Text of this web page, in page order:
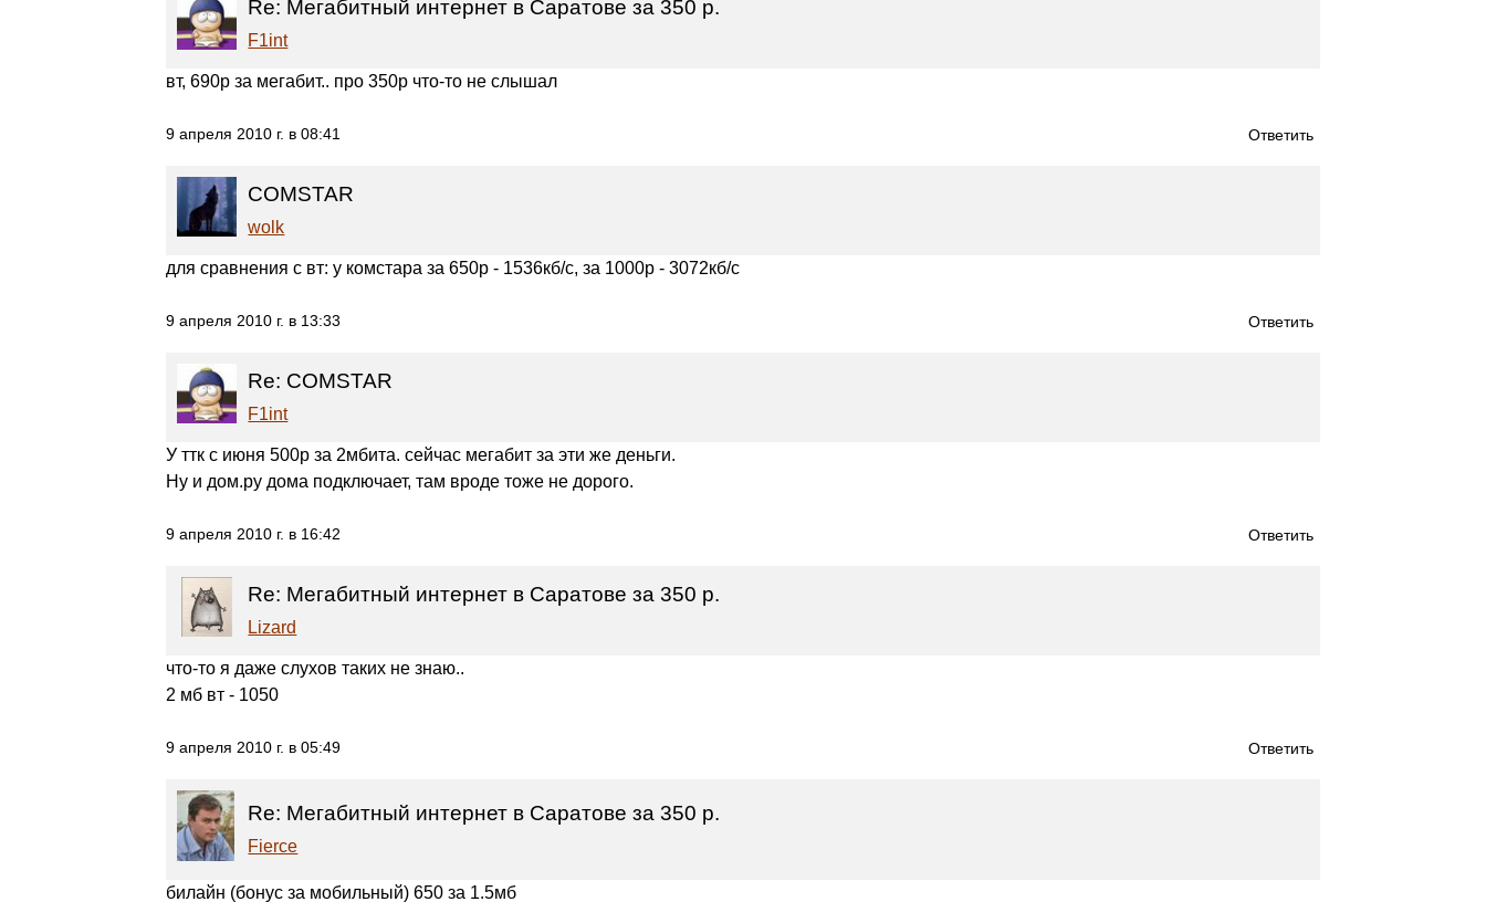
Re: Мегабитный интернет в Саратове за 350 р.
F1int
вт, 690р за мегабит.. про 350р что-то не слышал
Ответить
9 апреля 2010 г. в 08:41
COMSTAR
wolk
для сравнения с вт: у комстара за 650р - 1536кб/с, за 1000р - 3072кб/с
Ответить
9 апреля 2010 г. в 13:33
Re: COMSTAR
F1int
У ттк с июня 500р за 2мбита. сейчас мегабит за эти же деньги.
Ну и дом.ру дома подключает, там вроде тоже не дорого.
Ответить
9 апреля 2010 г. в 16:42
Re: Мегабитный интернет в Саратове за 350 р.
Lizard
что-то я даже слухов таких не знаю..
2 мб вт - 1050
Ответить
9 апреля 2010 г. в 05:49
Re: Мегабитный интернет в Саратове за 350 р.
Fierce
билайн (бонус за мобильный) 650 за 1.5мб